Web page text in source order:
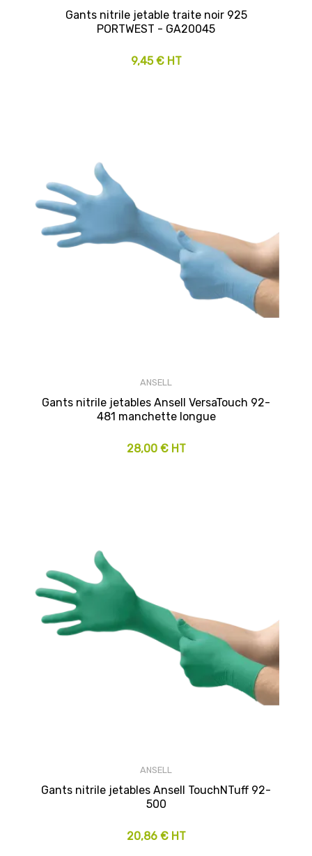
Gants nitrile jetable traite noir 925
PORTWEST - GA20045
9,45 € HT
ANSELL
Gants nitrile jetables Ansell VersaTouch 92-
481 manchette longue
28,00 € HT
ANSELL
Gants nitrile jetables Ansell TouchNTuff 92-
500
20,86 € HT